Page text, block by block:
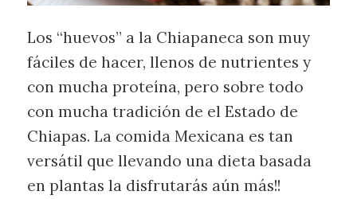
Los “huevos” a la Chiapaneca son muy
fáciles de hacer, llenos de nutrientes y
con mucha proteína, pero sobre todo
con mucha tradición de el Estado de
Chiapas. La comida Mexicana es tan
versátil que llevando una dieta basada
en plantas la disfrutarás aún más!!